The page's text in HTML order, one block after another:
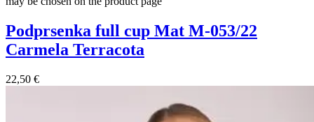
Podprsenka full cup Mat M-053/22
Carmela Terracota
22,50 €